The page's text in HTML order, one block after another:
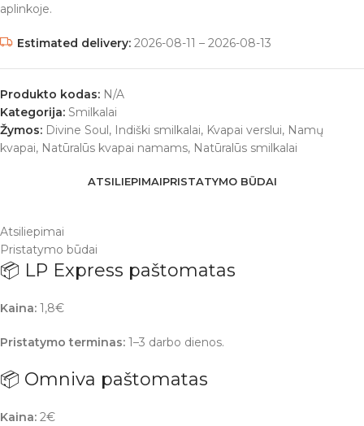
aplinkoje.
Estimated delivery: 2026-08-11 – 2026-08-13
Produkto kodas: N/A
Kategorija: Smilkalai
Žymos: Divine Soul , Indiški smilkalai, Kvapai verslui, Namų
kvapai, Natūralūs kvapai namams, Natūralūs smilkalai
ATSILIEPIMAIPRISTATYMO BŪDAI
Atsiliepimai
Pristatymo būdai
📦 LP Express paštomatas
Kaina: 1,8€
Pristatymo terminas: 1–3 darbo dienos.
📦 Omniva paštomatas
Kaina: 2€